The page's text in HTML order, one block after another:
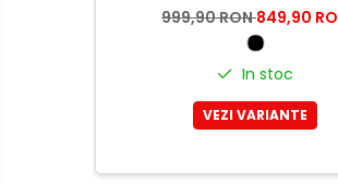
999,90 RON849,90
In stoc
VEZI VARIANTE